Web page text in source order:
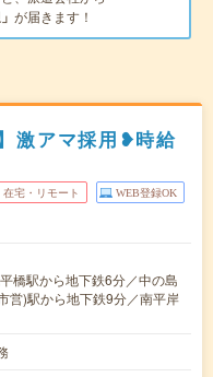
が届きます！
激アマ採用❥時給
在宅・リモート WEB登録OK
橋駅から地下鉄6分／中の島
営)駅から地下鉄9分／南平岸